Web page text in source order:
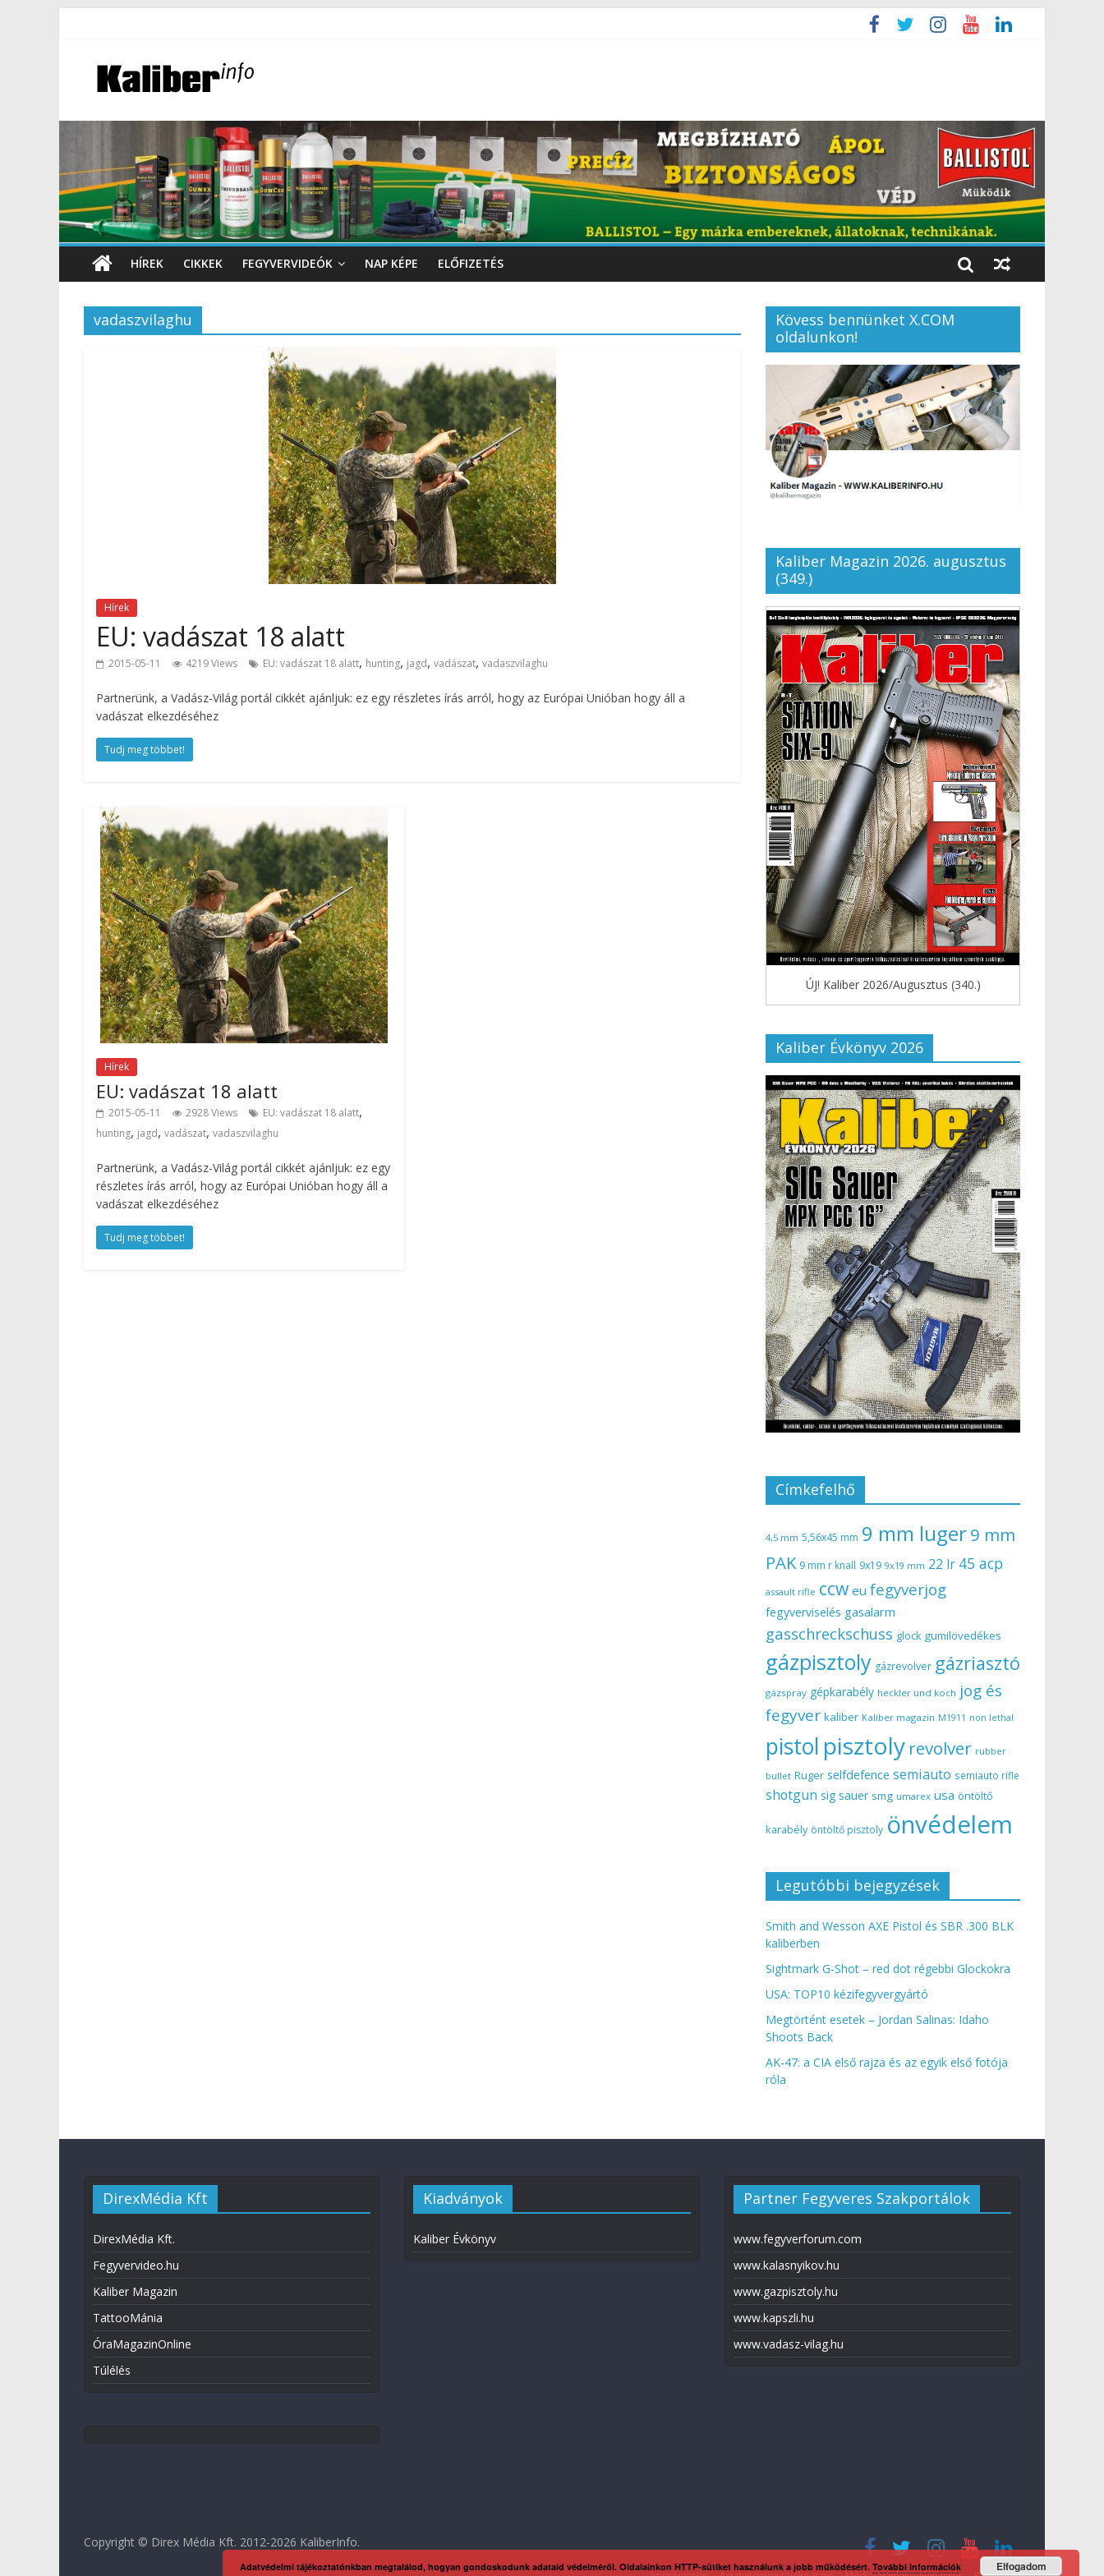
HÍREK CIKKEK FEGYVERVIDEÓK NAP KÉPE ELŐFIZETÉS
vadaszvilaghu
Hírek
EU: vadászat 18 alatt
2015-05-11 4219 Views EU: vadászat 18 alatt, hunting, jagd, vadászat, vadaszvilaghu
Partnerünk, a Vadász-Világ portál cikkét ajánljuk: ez egy részletes írás arról, hogy az Európai Unióban hogy áll a
vadászat elkezdéséhez
Tudj meg többet!
Hírek
EU: vadászat 18 alatt
2015-05-11 2928 Views EU: vadászat 18 alatt,
hunting, jagd, vadászat, vadaszvilaghu
Partnerünk, a Vadász-Világ portál cikkét ajánljuk: ez egy
részletes írás arról, hogy az Európai Unióban hogy áll a
vadászat elkezdéséhez
Tudj meg többet!
Kövess bennünket X.COM
oldalunkon!
Kaliber Magazin 2026. augusztus
(349.)
ÚJ! Kaliber 2026/Augusztus (340.)
Kaliber Évkönyv 2026
Címkefelhő
4,5 mm 5,56x45 mm 9 mm luger9 mm
PAK 9 mm r knall 9x19 9x19 mm 22 lr 45 acp
assault rifle ccw eu fegyverjog
fegyverviselés gasalarm
gasschreckschuss glock gumilövedékes
gázpisztoly gázrevolver gázriasztó
gázspray gépkarabély heckler und koch jog és
fegyver kaliber Kaliber magazin M1911 non lethal
pistol pisztoly revolver rubber
bullet Ruger selfdefence semiauto semiauto rifle
shotgun sig sauer smg umarex usa öntöltő
karabély öntöltő pisztoly önvédelem
Legutóbbi bejegyzések
Smith and Wesson AXE Pistol és SBR .300 BLK
kaliberben
Sightmark G-Shot – red dot régebbi Glockokra
USA: TOP10 kézifegyvergyártó
Megtörtént esetek – Jordan Salinas: Idaho
Shoots Back
AK-47: a CIA első rajza és az egyik első fotója
róla
DirexMédia Kft
DirexMédia Kft.
Fegyvervideo.hu
Kaliber Magazin
TattooMánia
ÓraMagazinOnline
Túlélés
Kiadványok
Kaliber Évkönyv
Partner Fegyveres Szakportálok
www.fegyverforum.com
www.kalasnyikov.hu
www.gazpisztoly.hu
www.kapszli.hu
www.vadasz-vilag.hu
Copyright © Direx Média Kft. 2012-2026 KaliberInfo.
Adatvédelmi tájékoztatónkban megtalálod, hogyan gondoskodunk adataid védelméről. Oldalainkon HTTP-sütiket használunk a jobb működésért. További információk Elfogadom